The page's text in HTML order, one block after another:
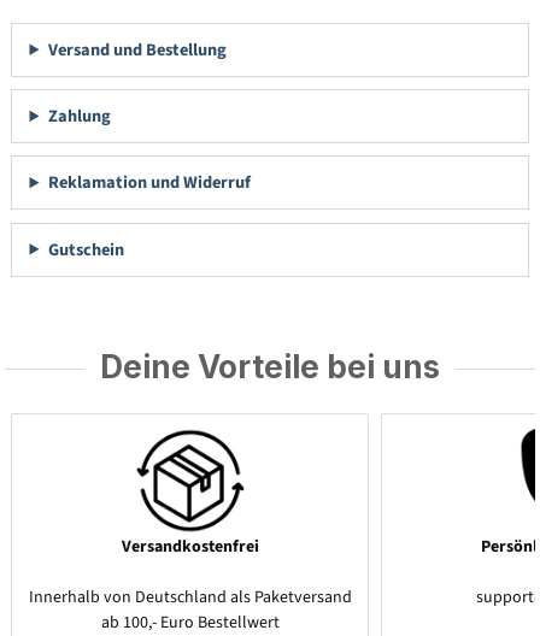
Versand und Bestellung
Zahlung
Reklamation und Widerruf
Gutschein
Deine Vorteile bei uns
Versandkostenfrei
Innerhalb von Deutschland als Paketversand
ab 100,- Euro Bestellwert